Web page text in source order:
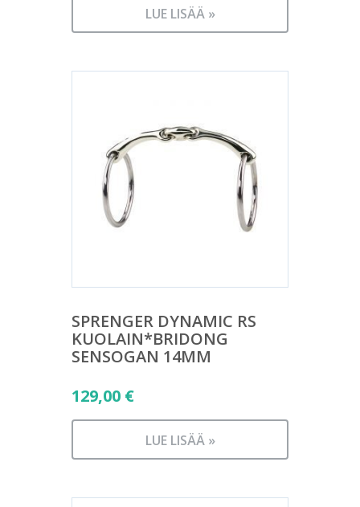
LUE LISÄÄ »
SPRENGER DYNAMIC RS
KUOLAIN*BRIDONG
SENSOGAN 14MM
129,00 €
LUE LISÄÄ »